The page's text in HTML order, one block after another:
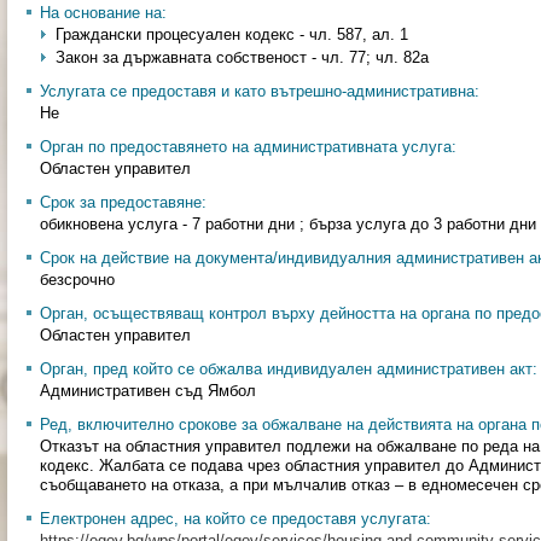
На основание на:
Граждански процесуален кодекс - чл. 587, ал. 1
Закон за държавната собственост - чл. 77; чл. 82а
Услугата се предоставя и като вътрешно-административна:
Не
Орган по предоставянето на административната услуга:
Областен управител
Срок за предоставяне:
обикновена услуга - 7 работни дни ; бърза услуга до 3 работни дни
Срок на действие на документа/индивидуалния административен
безсрочно
Орган, осъществяващ контрол върху дейността на органа по
Областен управител
Орган, пред който се обжалва индивидуален административен акт:
Административен съд Ямбол
Ред, включително срокове за обжалване на действията на органа
Отказът на областния управител подлежи на обжалване по реда
кодекс. Жалбата се подава чрез областния управител до
съобщаването на отказа, а при мълчалив отказ – в едномесечен
Електронен адрес, на който се предоставя услугата: